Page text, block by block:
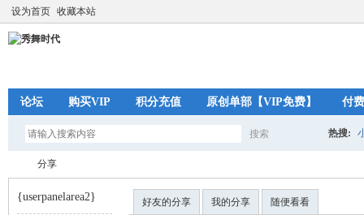
设为首页 收藏本站
论坛 购买VIP 积分充值 原创单部【VIP免费】 付
搜索 热搜:
分享
{userpanelarea2} 好友的分享 我的分享 随便看看